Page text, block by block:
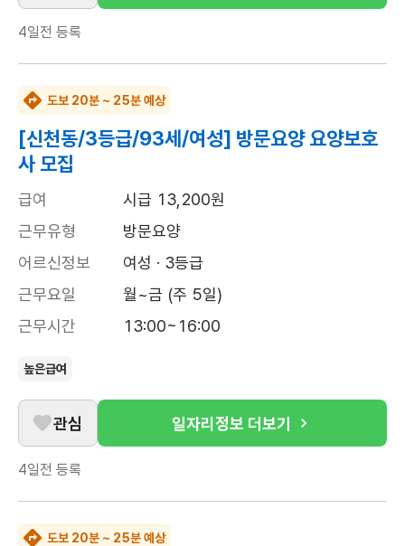
4일전 등록
도보 20분 ~ 25분 예상
[신천동/3등급/93세/여성] 방문요양 요양보호
사 모집
급여
시급 13,200원
근무유형
방문요양
어르신정보
여성 · 3등급
근무요일
월~금 (주 5일)
근무시간
13:00~16:00
높은급여
관심 일자리정보 더보기
4일전 등록
도보 20분 ~ 25분 예상